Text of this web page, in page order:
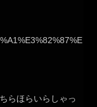
らほらいらしゃっ